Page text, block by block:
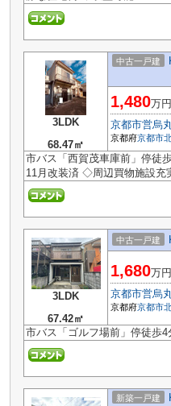
3LDK
68.47㎡
中古一戸建
1,480万円
京都市営烏
京都府京都市
市バス「西賀茂車庫前」停徒
11月改装済 ◇周辺買物施設充
3LDK
67.42㎡
中古一戸建
1,680万円
京都市営烏
京都府京都市
市バス「ゴルフ場前」停徒歩
新築一戸建